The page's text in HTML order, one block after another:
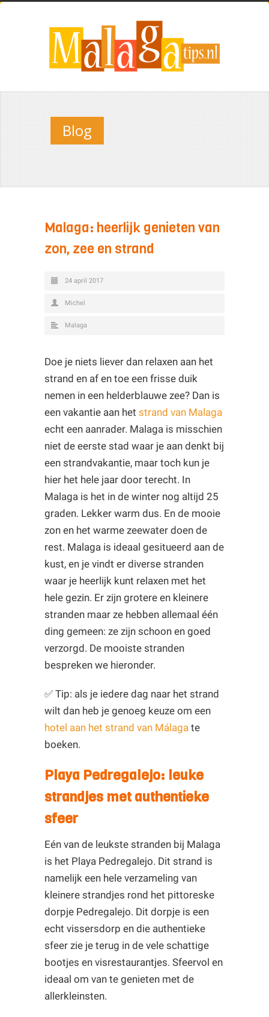
Blog
Malaga: heerlijk genieten van
zon, zee en strand
24 april 2017
Michel
Malaga
Doe je niets liever dan relaxen aan het
strand en af en toe een frisse duik
nemen in een helderblauwe zee? Dan is
een vakantie aan het strand van Malaga
echt een aanrader. Malaga is misschien
niet de eerste stad waar je aan denkt bij
een strandvakantie, maar toch kun je
hier het hele jaar door terecht. In
Malaga is het in de winter nog altijd 25
graden. Lekker warm dus. En de mooie
zon en het warme zeewater doen de
rest. Malaga is ideaal gesitueerd aan de
kust, en je vindt er diverse stranden
waar je heerlijk kunt relaxen met het
hele gezin. Er zijn grotere en kleinere
stranden maar ze hebben allemaal één
ding gemeen: ze zijn schoon en goed
verzorgd. De mooiste stranden
bespreken we hieronder.
✅ Tip: als je iedere dag naar het strand
wilt dan heb je genoeg keuze om een
hotel aan het strand van Málaga te
boeken.
Playa Pedregalejo: leuke
strandjes met authentieke
sfeer
Eén van de leukste stranden bij Malaga
is het Playa Pedregalejo. Dit strand is
namelijk een hele verzameling van
kleinere strandjes rond het pittoreske
dorpje Pedregalejo. Dit dorpje is een
echt vissersdorp en die authentieke
sfeer zie je terug in de vele schattige
bootjes en visrestaurantjes. Sfeervol en
ideaal om van te genieten met de
allerkleinsten.